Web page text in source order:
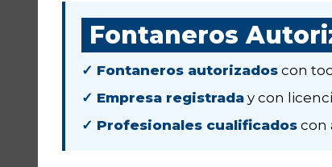
Fontaneros
✓ Fontaneros autorizados con
✓ Empresa registrada y con
✓ Profesionales cualificados con